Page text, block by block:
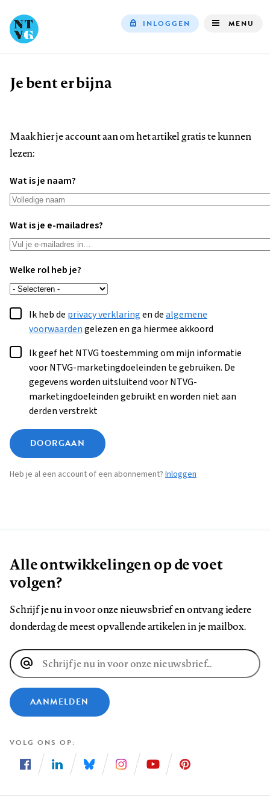
INLOGGEN MENU
Kruimelpad
Je bent er bijna
Maak hier je account aan om het artikel gratis te kunnen
lezen:
Wat is je naam?
Wat is je e-mailadres?
Welke rol heb je?
Ik heb de privacy verklaringen dealgemene
voorwaardengelezen en ga hiermee akkoord
Ik geef het NTVG toestemming om mijn informatie
voor NTVG-marketingdoeleinden te gebruiken. De
gegevens worden uitsluitend voor NTVG-
marketingdoeleinden gebruikt en worden niet aan
derden verstrekt
DOORGAAN
Heb je al een account of een abonnement? Inloggen
Alle ontwikkelingen op de voet
volgen?
Schrijf je nu in voor onze nieuwsbrief en ontvang iedere
donderdag de meest opvallende artikelen in je mailbox.
E-
mailadres
AANMELDEN
VOLG ONS OP
ons
ons
ons
ons
ons
ons